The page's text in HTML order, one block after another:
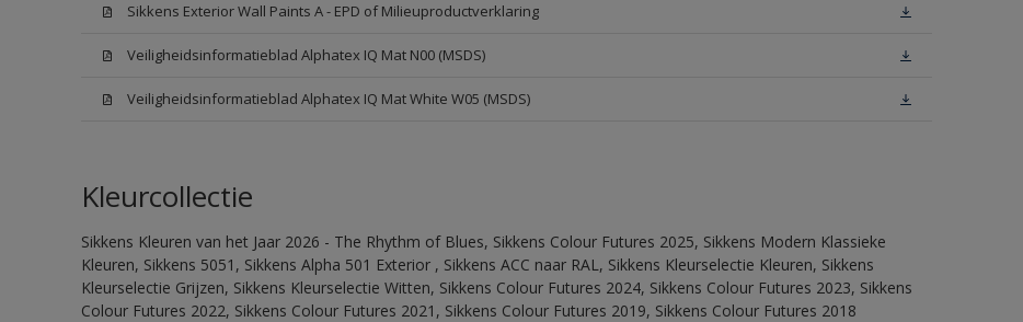
Sikkens Exterior Wall Paints A - EPD of Milieuproductverklaring
Veiligheidsinformatieblad Alphatex IQ Mat N00 (MSDS)
Veiligheidsinformatieblad Alphatex IQ Mat White W05 (MSDS)
Kleurcollectie
Sikkens Kleuren van het Jaar 2026 - The Rhythm of Blues, Sikkens Colour Futures 2025, Sikkens Modern Klassieke
Kleuren, Sikkens 5051, Sikkens Alpha 501 Exterior , Sikkens ACC naar RAL, Sikkens Kleurselectie Kleuren, Sikkens
Kleurselectie Grijzen, Sikkens Kleurselectie Witten, Sikkens Colour Futures 2024, Sikkens Colour Futures 2023, Sikkens
Colour Futures 2022, Sikkens Colour Futures 2021, Sikkens Colour Futures 2019, Sikkens Colour Futures 2018